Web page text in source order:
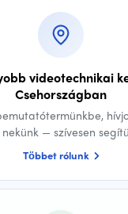
videotechnikai
Csehországban
nekünk — szívesen
Többet rólunk